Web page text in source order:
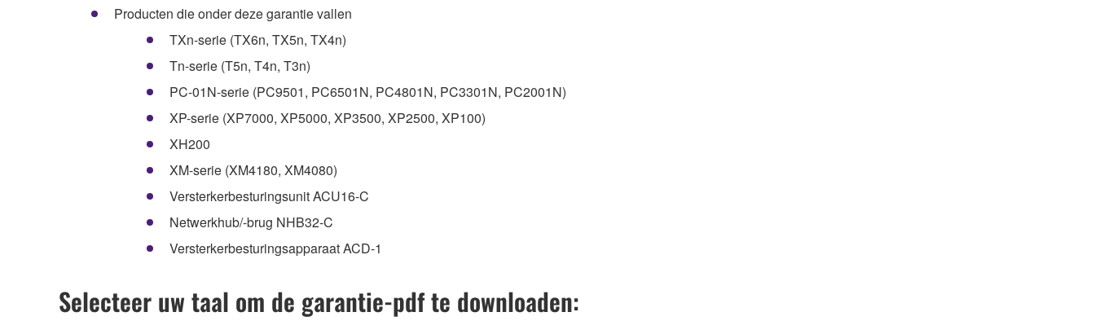
Producten die onder deze garantie vallen
TXn-serie (TX6n, TX5n, TX4n)
Tn-serie (T5n, T4n, T3n)
PC-01N-serie (PC9501, PC6501N, PC4801N, PC3301N, PC2001N)
XP-serie (XP7000, XP5000, XP3500, XP2500, XP100)
XH200
XM-serie (XM4180, XM4080)
Versterkerbesturingsunit ACU16-C
Netwerkhub/-brug NHB32-C
Versterkerbesturingsapparaat ACD-1
Selecteer uw taal om de garantie-pdf te downloaden: